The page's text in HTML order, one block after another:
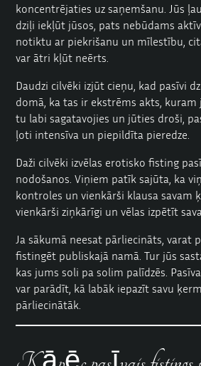
koncentrējaties uz saņemšanu. Jūs
dziļi iekļūt jūsos, pats nebūdams
notiktu ar piekrišanu un mīlestību,
var ātri kļūt neērts.
Daudzi cilvēki izjūt cieņu, kad pasīvi
domā, ka tas ir ekstrēms akts, kuram
tu labi sagatavojies un jūties droši,
ļoti intensīva un piepildīta pieredze.
Daži cilvēki izvēlas erotisko fisting
nodošanos. Viņiem patīk sajūta, ka
kontroles un vienkārši klausa savam
vienkārši ziņkārīgi un vēlas izpētīt
Ja sākumā neesat pārliecināts, varat
fistingēt publiskajā namā. Tur jūs
kas jums soli pa solim palīdzēs.
var parādīt, kā labāk iepazīt savu
pārliecinātāk.